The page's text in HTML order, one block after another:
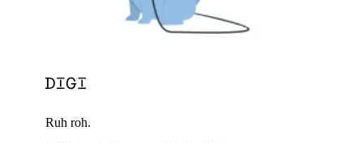
Ruh roh.